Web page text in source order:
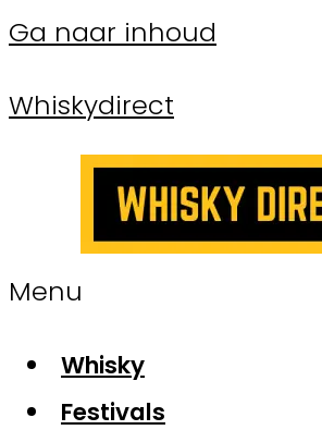
Ga naar inhoud
Whiskydirect
Menu
Whisky
Festivals